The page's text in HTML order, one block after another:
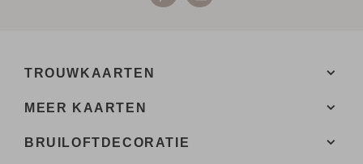
TROUWKAARTEN
MEER KAARTEN
BRUILOFTDECORATIE